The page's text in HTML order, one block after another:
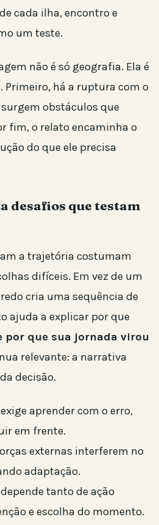
cada ilha, encontro e
um teste.
não é só geografia. Ela é
Primeiro, há a ruptura com o
obstáculos que
fim, o relato encaminha o
do que ele precisa
desafios que testam
a trajetória costumam
difíceis. Em vez de um
cria uma sequência de
ajuda a explicar por que
por que sua jornada virou
relevante: a narrativa
decisão.
aprender com o erro,
em frente.
externas interferem no
adaptação.
tanto de ação
e escolha do momento.